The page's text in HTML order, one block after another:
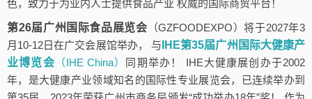
色，致力于为业内人士提供食品产业 权威的国际商贸平台！
第26届广州国际食品展览会 （GZFOODEXPO）将于2027年3
月10-12日在广交会展馆举办， 与 IHE第35届广州国际大健康产
业博览会 （IHE China） 同期举办！ IHE大健康展创办于2002
年，是大健康产业领域知名的国际性专业展览会，已连续举办到